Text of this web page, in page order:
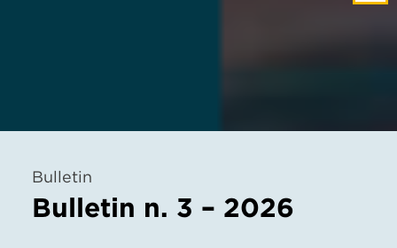
Bulletin
Bulletin n. 3 – 2026